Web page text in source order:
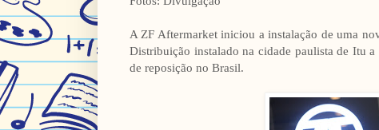
A ZF Aftermarket iniciou a instalação de uma
Distribuição instalado na cidade paulista de Itu
de reposição no Brasil.